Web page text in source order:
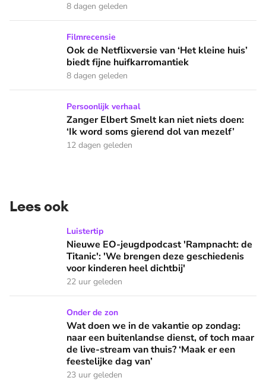
8 dagen geleden
Ook de Netflixversie van ‘Het kleine huis’ biedt fijne
Filmrecensie
Ook de Netflixversie van ‘Het kleine huis’
biedt fijne huifkarromantiek
8 dagen geleden
Zanger Elbert Smelt kan niet niets doen: ‘Ik word soms
Persoonlijk verhaal
Zanger Elbert Smelt kan niet niets doen:
‘Ik word soms gierend dol van mezelf’
12 dagen geleden
Lees ook
Nieuwe EO-jeugdpodcast 'Rampnacht: de Titanic': 'We
Luistertip
Nieuwe EO-jeugdpodcast 'Rampnacht: de
Titanic': 'We brengen deze geschiedenis
voor kinderen heel dichtbij'
22 uur geleden
Wat doen we in de vakantie op zondag: naar een
Onder de zon
Wat doen we in de vakantie op zondag:
naar een buitenlandse dienst, of toch maar
de live-stream van thuis? ‘Maak er een
feestelijke dag van’
23 uur geleden